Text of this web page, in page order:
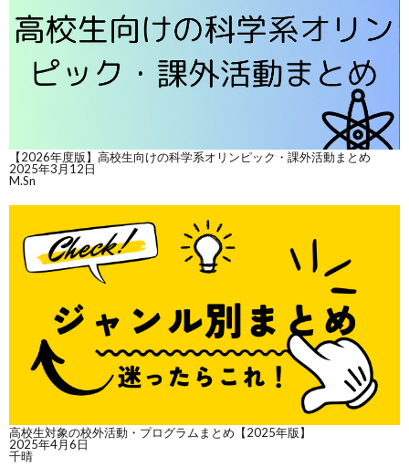
【2026年度版】高校生向けの科学系オリンピック・課外活動まとめ
2025年3月12日
M.Sn
高校生対象の校外活動・プログラムまとめ【2025年版】
2025年4月6日
千晴